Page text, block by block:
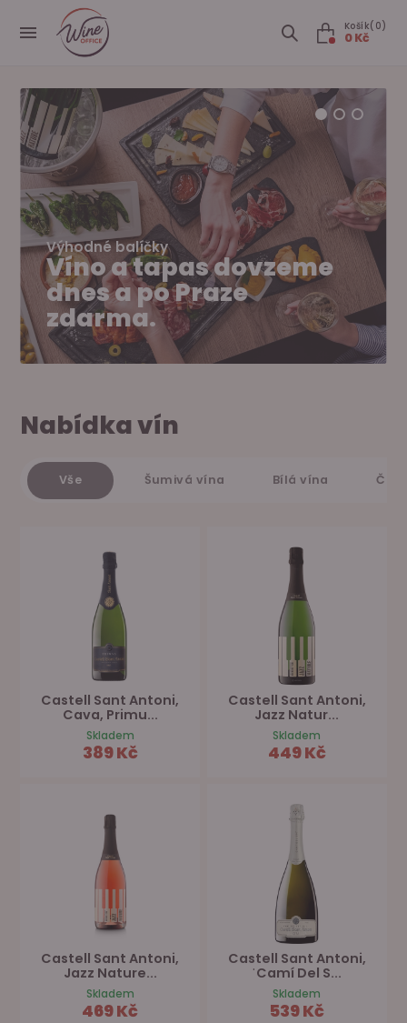
Košík(0)
0 Kč
Výhodné balíčky
Víno a tapas dovzeme
dnes a po Praze
zdarma.
Nabídka vín
Vše Šumivá vína Bílá vína
Castell Sant Antoni,
Cava, Primu...
Skladem
389 Kč
Castell Sant Antoni,
Jazz Natur...
Skladem
449 Kč
Castell Sant Antoni,
Jazz Nature...
Skladem
469 Kč
Castell Sant Antoni,
ˈCamí Del S...
Skladem
539 Kč